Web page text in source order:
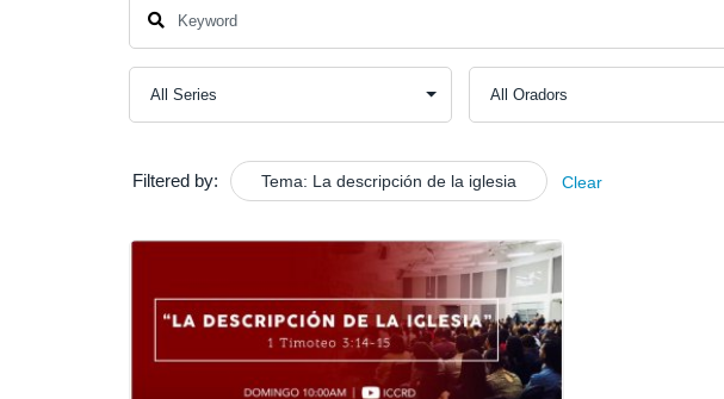
Filtered by: Tema: La descripción de la iglesia Clear